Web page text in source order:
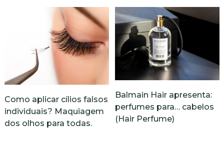
Como aplicar cílios falsos
individuais? Maquiagem
dos olhos para todas.
Balmain Hair apresenta:
perfumes para… cabelos
(Hair Perfume)